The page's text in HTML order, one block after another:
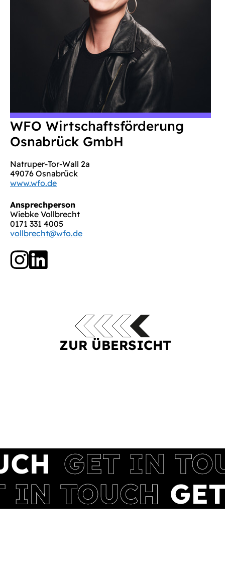
WFO Wirtschaftsförderung
Osnabrück GmbH
Natruper-Tor-Wall 2a
49076 Osnabrück
www.wfo.de
Ansprechperson
Wiebke Vollbrecht
0171 331 4005
vollbrecht@wfo.de
ZUR ÜBERSICHT